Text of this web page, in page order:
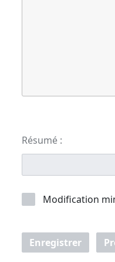
Résumé :
Modification
Enregistrer